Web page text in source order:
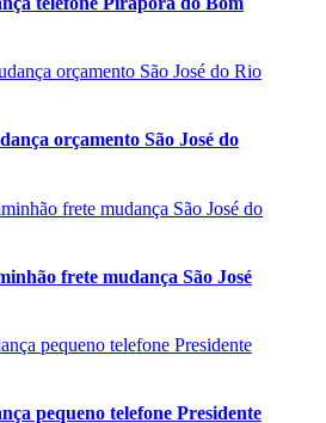
orçamento São José do
frete mudança São José
pequeno telefone Presidente